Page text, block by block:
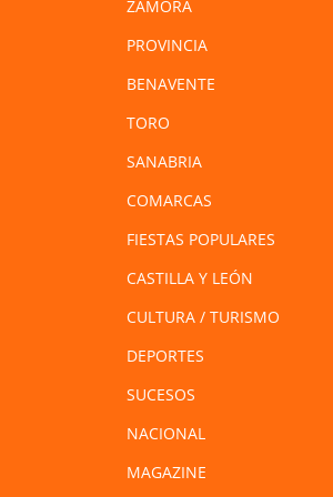
ZAMORA
PROVINCIA
BENAVENTE
TORO
SANABRIA
COMARCAS
FIESTAS POPULARES
CASTILLA Y LEÓN
CULTURA / TURISMO
DEPORTES
SUCESOS
NACIONAL
MAGAZINE